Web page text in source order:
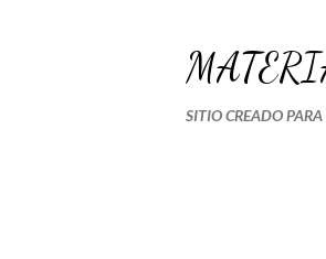
SITIO CREADO